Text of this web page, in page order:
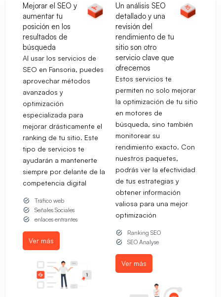
Mejorar el SEO y
aumentar tu
posición en los
resultados de
búsqueda
Al usar los servicios de
SEO en Fansoria, puedes
aprovechar métodos
avanzados y
optimización
especializada para
mejorar drásticamente el
ranking de tu sitio. Este
tipo de servicios te
ayudarán a mantenerte
siempre por delante de la
competencia digital
Tráfico web
Señales Sociales
enlaces entrantes
Ver más
Un análisis SEO
detallado y una
revisión del
rendimiento de tu
sitio son otro
servicio clave que
ofrecemos
Estos servicios te
permiten no solo mejorar
la optimización de tu sitio
en motores de
búsqueda, sino también
monitorear su
rendimiento exacto. Con
nuestros paquetes,
podrás ver la efectividad
de tus estrategias y
obtener información
valiosa para una mejor
optimización
Ranking SEO
SEO Analyse
Ver más